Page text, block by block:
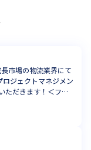
市場の物流業界にて
ジェクトマネジメン
ただきます！＜フレ